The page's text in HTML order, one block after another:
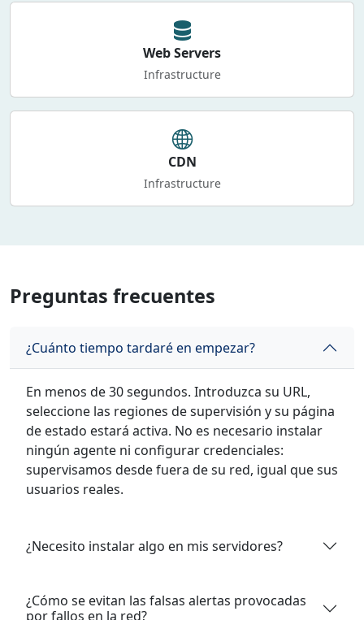
Web Servers
Infrastructure
CDN
Infrastructure
Preguntas frecuentes
¿Cuánto tiempo tardaré en empezar?
En menos de 30 segundos. Introduzca su URL,
seleccione las regiones de supervisión y su página
de estado estará activa. No es necesario instalar
ningún agente ni configurar credenciales:
supervisamos desde fuera de su red, igual que sus
usuarios reales.
¿Necesito instalar algo en mis servidores?
¿Cómo se evitan las falsas alertas provocadas
por fallos en la red?